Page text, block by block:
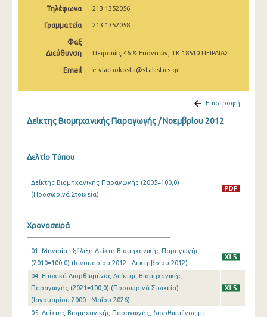
Μαρτίου 2025
Φεβρουαρίου 2025
Νοεμβρίου 2024
Αυγούστου 2024
Ιουνίου 2024
Μαΐου 2024
Απριλίου 2024
Τηλέφωνα 213 1352056
Γραμματεία 213 1352058
Φαξ
Διεύθυνση
Πειραιώς 46 & Επονιτών, ΤΚ 18510 ΠΕΙΡΑΙΑΣ
Email e.vlachokosta@statistics.gr
Επιστροφή
Δείκτης Βιομηχανικής Παραγωγής / Νοεμβρίου 2012
Δελτίο Τύπου
Δείκτης Βιομηχανικής Παραγωγής (2005=100,0)
(Προσωρινά Στοιχεία)
Χρονοσειρά
01. Μηνιαία εξέλιξη Δείκτη Βιομηχανικής Παραγωγής
(2010=100,0) (Ιανουαρίου 2012 - Δεκεμβρίου 2012)
04. Εποχικά Διορθωμένος Δείκτης Βιομηχανικής
Παραγωγής (2021=100,0) (Προσωρινά Στοιχεία)
(Ιανουαρίου 2000 - Μαΐου 2026)
05. Δείκτης Βιομηχανικής Παραγωγής, διορθωμένος με